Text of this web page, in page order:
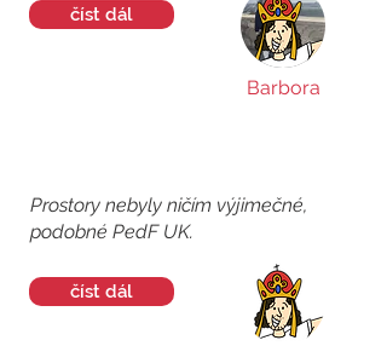
číst dál
Barbora
Prostory nebyly ničím výjimečné,
podobné PedF UK.
číst dál